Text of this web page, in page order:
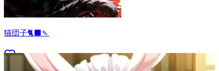
猫団子🐈‍⬛🍡
103(75